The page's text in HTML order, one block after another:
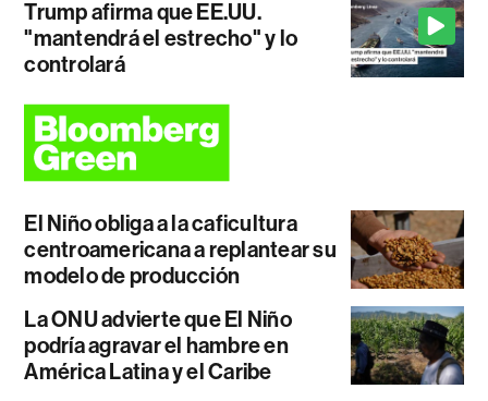
Trump afirma que EE.UU.
"mantendrá el estrecho" y lo
controlará
El Niño obliga a la caficultura
centroamericana a replantear su
modelo de producción
La ONU advierte que El Niño
podría agravar el hambre en
América Latina y el Caribe